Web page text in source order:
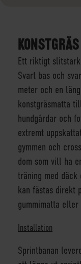
Ett riktigt
Svart bas och
meter och en
konstgräsmatta
hundgårdar och
extremt
gymmen och
dom som vill ha
träning med däck
kan fästas direkt
gummimatta eller
Installation
Sprintbanan